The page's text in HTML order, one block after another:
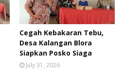
Cegah Kebakaran Tebu,
Desa Kalangan Blora
Siapkan Posko Siaga
July 31, 2026